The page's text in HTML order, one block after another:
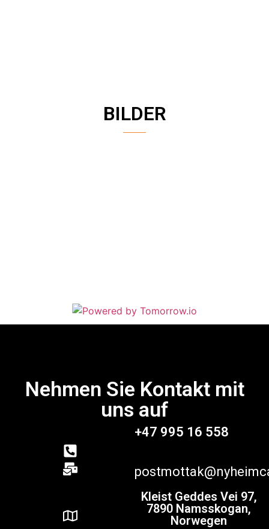
BILDER
Nehmen Sie Kontakt mit
uns auf
+47 995 16 558
Kleist Geddes Vei 97,
7890 Namsskogan,
Norwegen